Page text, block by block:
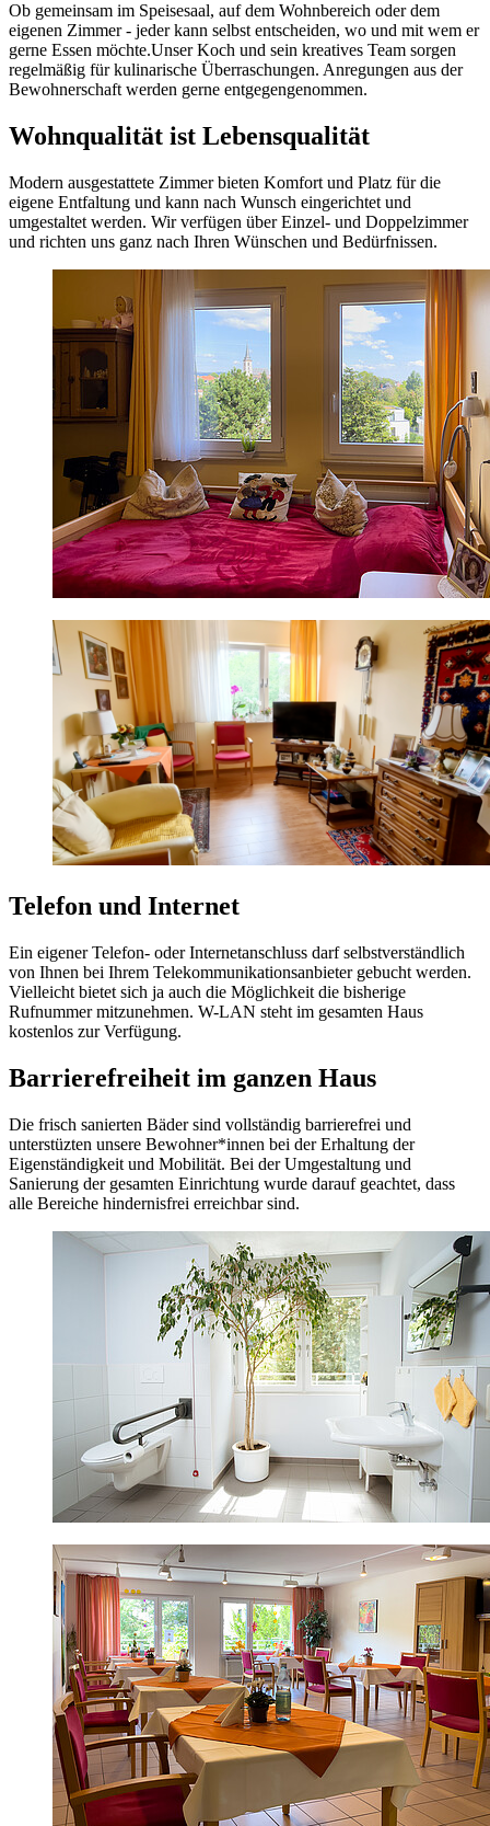
Ob gemeinsam im Speisesaal, auf dem Wohnbereich oder dem
eigenen Zimmer - jeder kann selbst entscheiden, wo und mit wem er
gerne Essen möchte.Unser Koch und sein kreatives Team sorgen
regelmäßig für kulinarische Überraschungen. Anregungen aus der
Bewohnerschaft werden gerne entgegengenommen.
Wohnqualität ist Lebensqualität
Modern ausgestattete Zimmer bieten Komfort und Platz für die
eigene Entfaltung und kann nach Wunsch eingerichtet und
umgestaltet werden. Wir verfügen über Einzel- und Doppelzimmer
und richten uns ganz nach Ihren Wünschen und Bedürfnissen.
Telefon und Internet
Ein eigener Telefon- oder Internetanschluss darf selbstverständlich
von Ihnen bei Ihrem Telekommunikationsanbieter gebucht werden.
Vielleicht bietet sich ja auch die Möglichkeit die bisherige
Rufnummer mitzunehmen. W-LAN steht im gesamten Haus
kostenlos zur Verfügung.
Barrierefreiheit im ganzen Haus
Die frisch sanierten Bäder sind vollständig barrierefrei und
unterstüzten unsere Bewohner*innen bei der Erhaltung der
Eigenständigkeit und Mobilität. Bei der Umgestaltung und
Sanierung der gesamten Einrichtung wurde darauf geachtet, dass
alle Bereiche hindernisfrei erreichbar sind.